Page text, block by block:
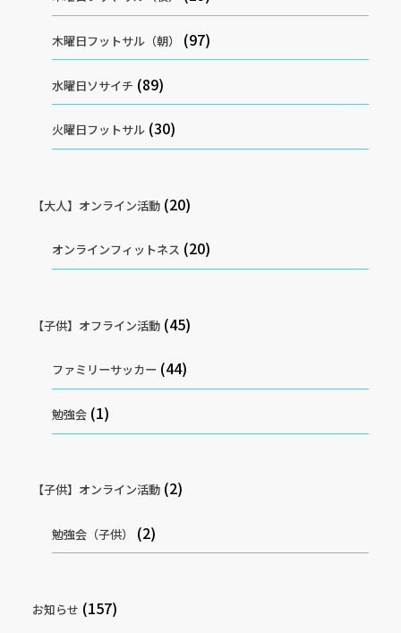
木曜日フットサル（朝） (97)
水曜日ソサイチ (89)
火曜日フットサル (30)
【大人】オンライン活動(20)
オンラインフィットネス (20)
【子供】オフライン活動(45)
ファミリーサッカー (44)
勉強会 (1)
【子供】オンライン活動(2)
勉強会（子供） (2)
お知らせ (157)